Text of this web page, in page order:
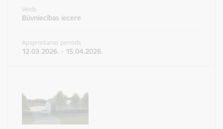
Veids
Būvniecības iecere
Apspriešanas periods
12.03.2026. - 15.04.2026.